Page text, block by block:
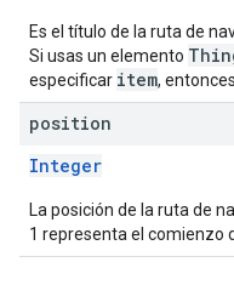
Es el título de la ruta de
Si usas un elemento
especificar item,
position
Integer
La posición de la ruta de
1 representa el comienzo